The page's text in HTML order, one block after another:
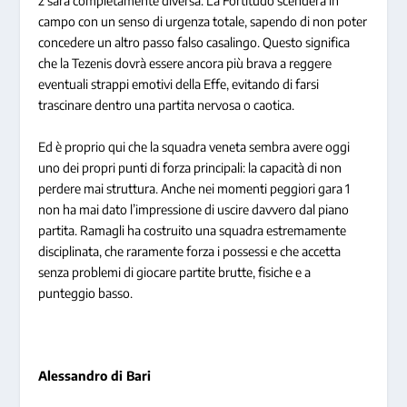
campo con un senso di urgenza totale, sapendo di non poter
concedere un altro passo falso casalingo. Questo significa
che la Tezenis dovrà essere ancora più brava a reggere
eventuali strappi emotivi della Effe, evitando di farsi
trascinare dentro una partita nervosa o caotica.
Ed è proprio qui che la squadra veneta sembra avere oggi
uno dei propri punti di forza principali: la capacità di non
perdere mai struttura. Anche nei momenti peggiori gara 1
non ha mai dato l’impressione di uscire davvero dal piano
partita. Ramagli ha costruito una squadra estremamente
disciplinata, che raramente forza i possessi e che accetta
senza problemi di giocare partite brutte, fisiche e a
punteggio basso.
Alessandro di Bari